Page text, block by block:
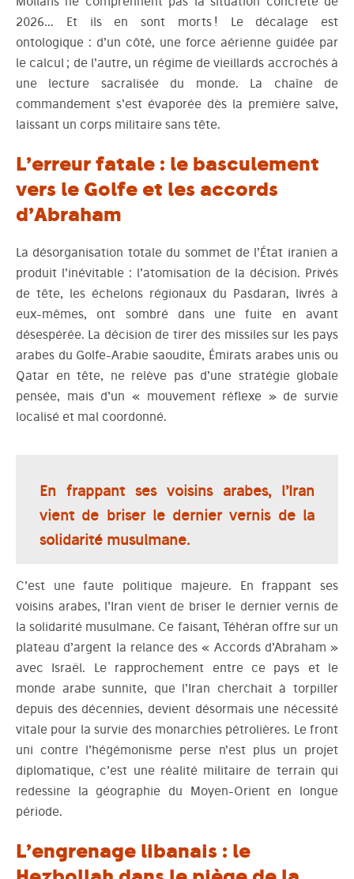
2026… Et ils en sont morts ! Le décalage est
ontologique : d’un côté, une force aérienne guidée par
le calcul ; de l’autre, un régime de vieillards accrochés à
une lecture sacralisée du monde. La chaîne de
commandement s’est évaporée dès la première salve,
laissant un corps militaire sans tête.
L’erreur fatale : le basculement
vers le Golfe et les accords
d’Abraham
La désorganisation totale du sommet de l’État iranien a
produit l’inévitable : l’atomisation de la décision. Privés
de tête, les échelons régionaux du Pasdaran, livrés à
eux-mêmes, ont sombré dans une fuite en avant
désespérée. La décision de tirer des missiles sur les pays
arabes du Golfe-Arabie saoudite, Émirats arabes unis ou
Qatar en tête, ne relève pas d’une stratégie globale
pensée, mais d’un « mouvement réflexe » de survie
localisé et mal coordonné.
En frappant ses voisins arabes, l’Iran
vient de briser le dernier vernis de la
solidarité musulmane.
C’est une faute politique majeure. En frappant ses
voisins arabes, l’Iran vient de briser le dernier vernis de
la solidarité musulmane. Ce faisant, Téhéran offre sur un
plateau d’argent la relance des « Accords d’Abraham »
avec Israël. Le rapprochement entre ce pays et le
monde arabe sunnite, que l’Iran cherchait à torpiller
depuis des décennies, devient désormais une nécessité
vitale pour la survie des monarchies pétrolières. Le front
uni contre l’hégémonisme perse n’est plus un projet
diplomatique, c’est une réalité militaire de terrain qui
redessine la géographie du Moyen-Orient en longue
période.
L’engrenage libanais : le